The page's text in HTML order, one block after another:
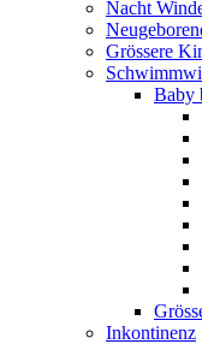
Nacht
Grössere
Baby
Inkontinenz